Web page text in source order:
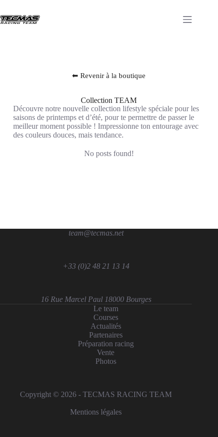
⬅ Revenir à la boutique
Collection TEAM
Découvre notre nouvelle collection lifestyle spéciale pour les
saisons de printemps et d’été, pour te permettre de passer le
meilleur moment possible ! Impressionne ton entourage avec
des couleurs douces, mais tendance.
No posts found!
team@tecmas.net
+33 (0)2 48 21 13 14
16 Rue Marcel Paul 18000 Bourges
Le team
Courses
Actualités
Partenaires
Préparation racing
Vente
Photos
Copyright © 2026 - TECMAS RACING TEAM
Mentions légales